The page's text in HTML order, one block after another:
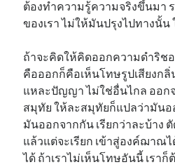
ต้องทำความรู้ความจริงขึ้นมา
ของเรา ไม่ให้มันปรุงไปทางนั้น
ถ้าจะคิดให้คิดออกความดำริช
คือออกก็คือเห็นโทษรูปเสียงก
แหละปัญญา ไม่ใช่อื่นไกล ออก
สมุทัย ให้ละสมุทัยก็แปลว่ามัน
มันออกจากกัน เรียกว่าละบ้าง
แล้วแต่จะเรียก เข้าสู่องค์ฌาณ
ได้ ถ้าเราไม่เห็นโทษอันนี้ เราก็